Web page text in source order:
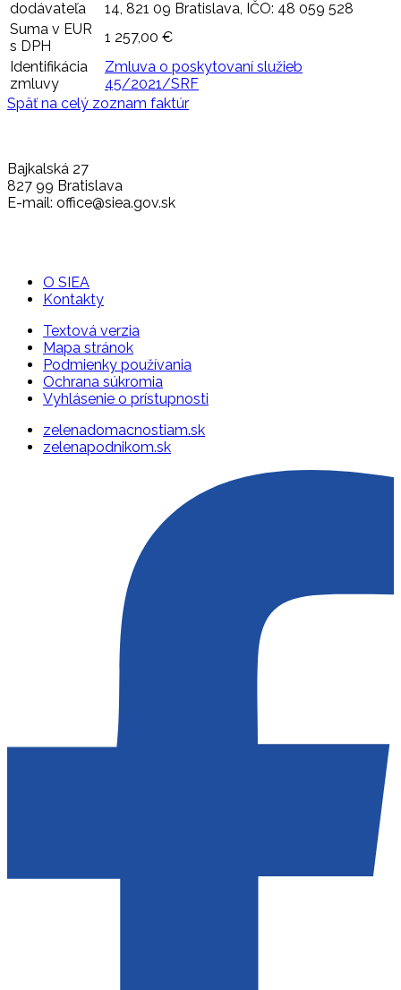
dodávateľa
14, 821 09 Bratislava, IČO: 48 059 528
Suma v EUR
s DPH
1 257,00 €
Identifikácia
zmluvy
Zmluva o poskytovaní služieb
45/2021/SRF
Späť na celý zoznam faktúr
Bajkalská 27
827 99 Bratislava
E-mail: office@siea.gov.sk
O SIEA
Kontakty
Textová verzia
Mapa stránok
Podmienky používania
Ochrana súkromia
Vyhlásenie o prístupnosti
zelenadomacnostiam.sk
zelenapodnikom.sk